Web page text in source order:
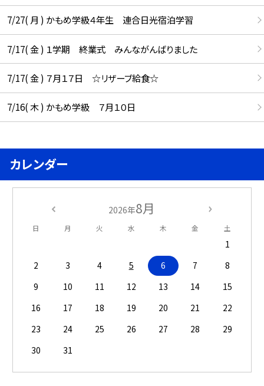
7/27( 月 ) かもめ学級４年生 連合日光宿泊学習
7/17( 金 ) １学期 終業式 みんながんばりました
7/17( 金 ) ７月１７日 ☆リザーブ給食☆
7/16( 木 ) かもめ学級 ７月１０日
カレンダー
2026年8月
日 月 火 水 木 金 土
1
2
3 4 5 6 7
8
9
10 11 12 13 14
15
16
17 18 19 20 21
22
23
24 25 26 27 28
29
30
31